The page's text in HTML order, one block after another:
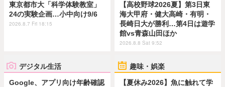
東京都市大「科学体験教室」
24の実験企画…小中向け9/6
2026.8.7 Fri 18:15
【高校野球2026夏】第3日東
海大甲府・健大高崎・有明・
長崎日大が勝利…第4日は遊学
館vs青森山田ほか
2026.8.8 Sat 9:52
デジタル生活
Google、アプリ向け年齢確認
趣味・娯楽
【夏休み2026】魚に触れて学